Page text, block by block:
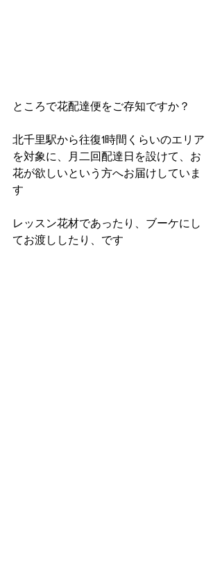
ところで花配達便をご存知ですか？
北千里駅から往復1時間くらいのエリア
を対象に、月二回配達日を設けて、お
花が欲しいという方へお届けしていま
す
レッスン花材であったり、ブーケにし
てお渡ししたり、です